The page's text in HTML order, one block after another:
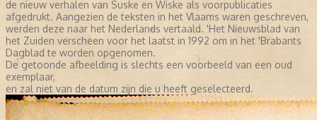
de nieuw verhalen van Suske en Wiske als voorpublicaties
afgedrukt. Aangezien de teksten in het Vlaams waren geschreven,
werden deze naar het Nederlands vertaald. 'Het Nieuwsblad van
het Zuiden verscheen voor het laatst in 1992 om in het 'Brabants
Dagblad te worden opgenomen.
De getoonde afbeelding is slechts een voorbeeld van een oud
exemplaar,
en zal niet van de datum zijn die u heeft geselecteerd.